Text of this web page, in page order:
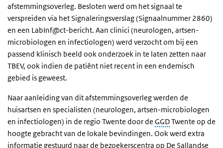
afstemmingsoverleg. Besloten werd om het signaal te
verspreiden via het Signaleringsverslag (Signaalnummer 2860)
en een LabInf@ct-bericht. Aan clinici (neurologen, artsen-
microbiologen en infectiologen) werd verzocht om bij een
passend klinisch beeld ook onderzoek in te laten zetten naar
TBEV, ook indien de patiënt niet recent in een endemisch
gebied is geweest.
Naar aanleiding van dit afstemmingsoverleg werden de
huisartsen en specialisten (neurologen, artsen-microbiologen
en infectiologen) in de regio Twente door de GGDTwente op de
hoogte gebracht van de lokale bevindingen. Ook werd extra
informatie gestuurd naar de bezoekerscentra op De Sallandse